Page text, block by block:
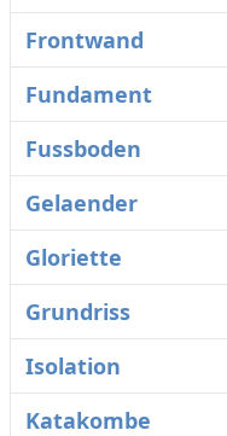
Frontwand
Fundament
Fussboden
Gelaender
Gloriette
Grundriss
Isolation
Katakombe